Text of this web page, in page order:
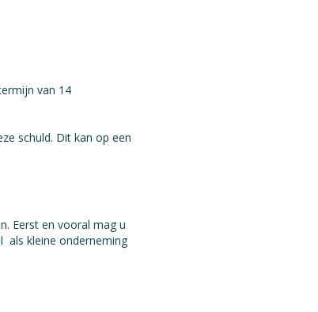
van 14
schuld. Dit kan op een
Eerst en vooral mag u
als kleine onderneming